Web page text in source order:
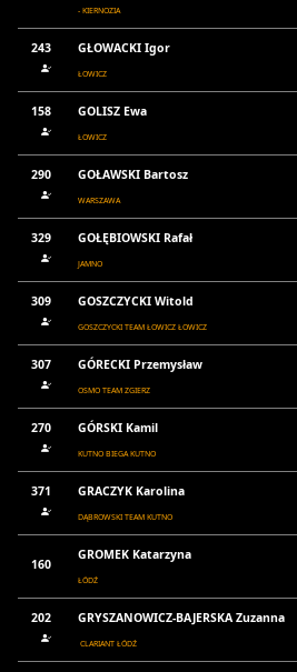
- KIERNOZIA
243 GŁOWACKI Igor
ŁOWICZ
158 GOLISZ Ewa
ŁOWICZ
290 GOŁAWSKI Bartosz
WARSZAWA
329 GOŁĘBIOWSKI Rafał
JAMNO
309 GOSZCZYCKI Witold
GOSZCZYCKI TEAM ŁOWICZ ŁOWICZ
307 GÓRECKI Przemysław
OSMO TEAM ZGIERZ
270 GÓRSKI Kamil
KUTNO BIEGA KUTNO
371 GRACZYK Karolina
DĄBROWSKI TEAM KUTNO
160
GROMEK Katarzyna
ŁÓDŹ
202 GRYSZANOWICZ-BAJERSKA Zuzanna
CLARIANT ŁÓDŹ